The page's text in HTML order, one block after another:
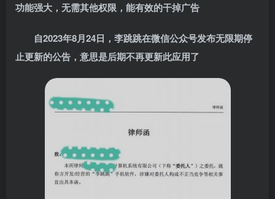
功能强大，无需其他权限，能有效的干掉广告
自2023年8月24日，李跳跳在微信公众号发布无限期停
止更新的公告，意思是后期不再更新此应用了
关注公众号后发送
登录